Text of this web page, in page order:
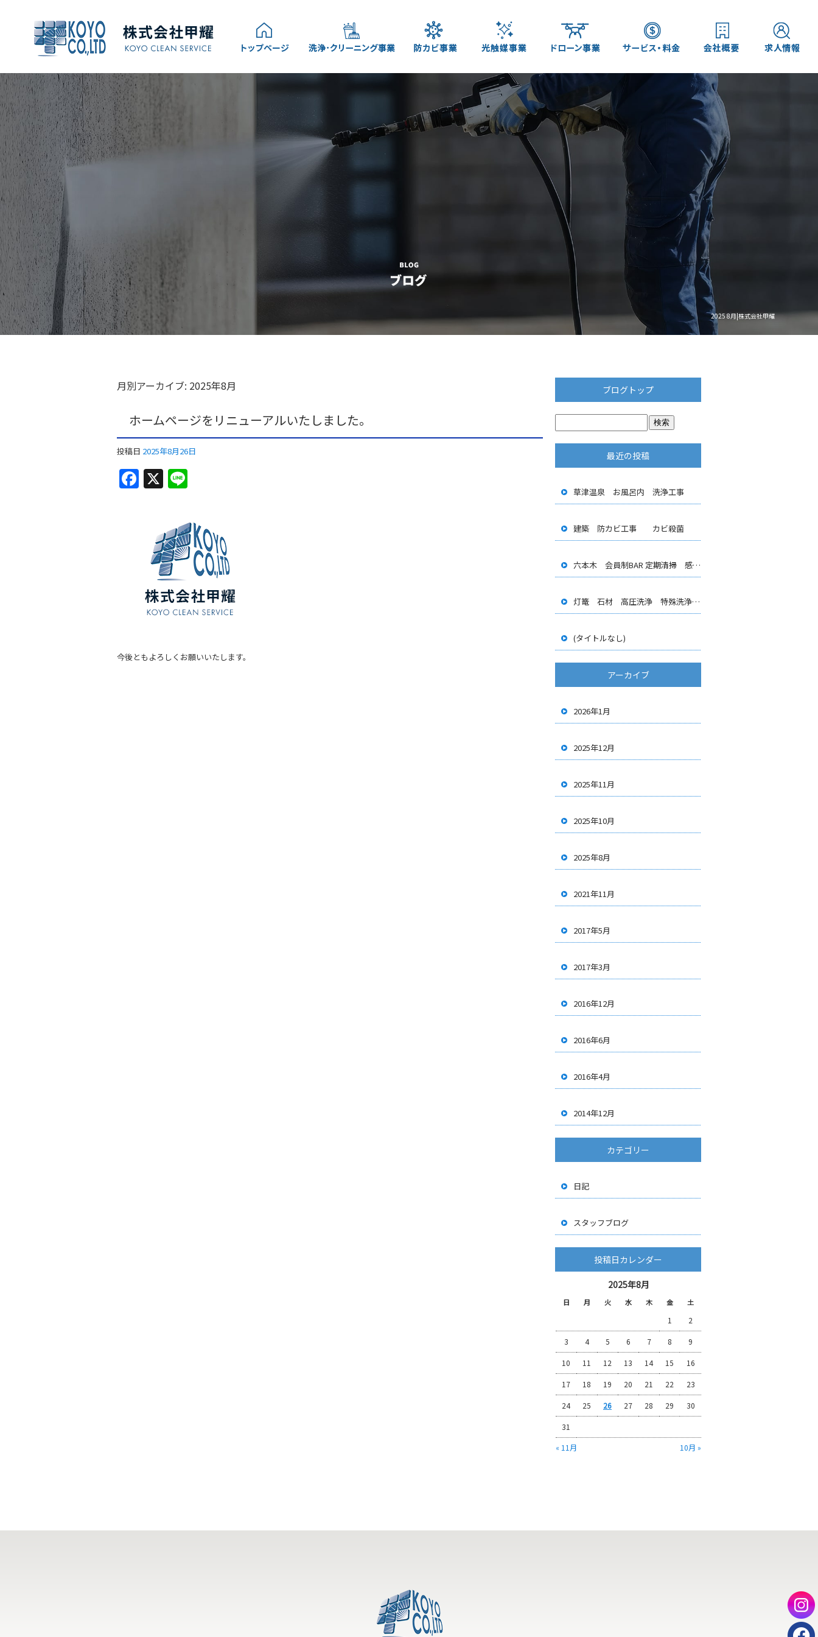
2025 8月|株式会社甲耀
月別アーカイブ: 2025年8月
ホームページをリニューアルいたしました。
投稿日 2025年8月26日
F
a
b
o
k
X
e
今後ともよろしくお願いいたします。
ブログトップ
最近の投稿
草津温泉 お風呂内 洗浄工事
建築 防カビ工事 カビ殺菌
六本木 会員制BAR 定期清掃 感染症対策 光触媒コーティング
灯篭 石材 高圧洗浄 特殊洗浄 美観維持
(タイトルなし)
アーカイブ
2026年1月
2025年12月
2025年11月
2025年10月
2025年8月
2021年11月
2017年5月
2017年3月
2016年12月
2016年6月
2016年4月
2014年12月
カテゴリー
日記
スタッフブログ
投稿日カレンダー
2025年8月
日 月 火 水 木 金 土
« 11月 10月 »
1 2
3 4 5 6 7 8 9
10 11 12 13 14 15 16
17 18 19 20 21 22 23
24 25 26 27 28 29 30
31